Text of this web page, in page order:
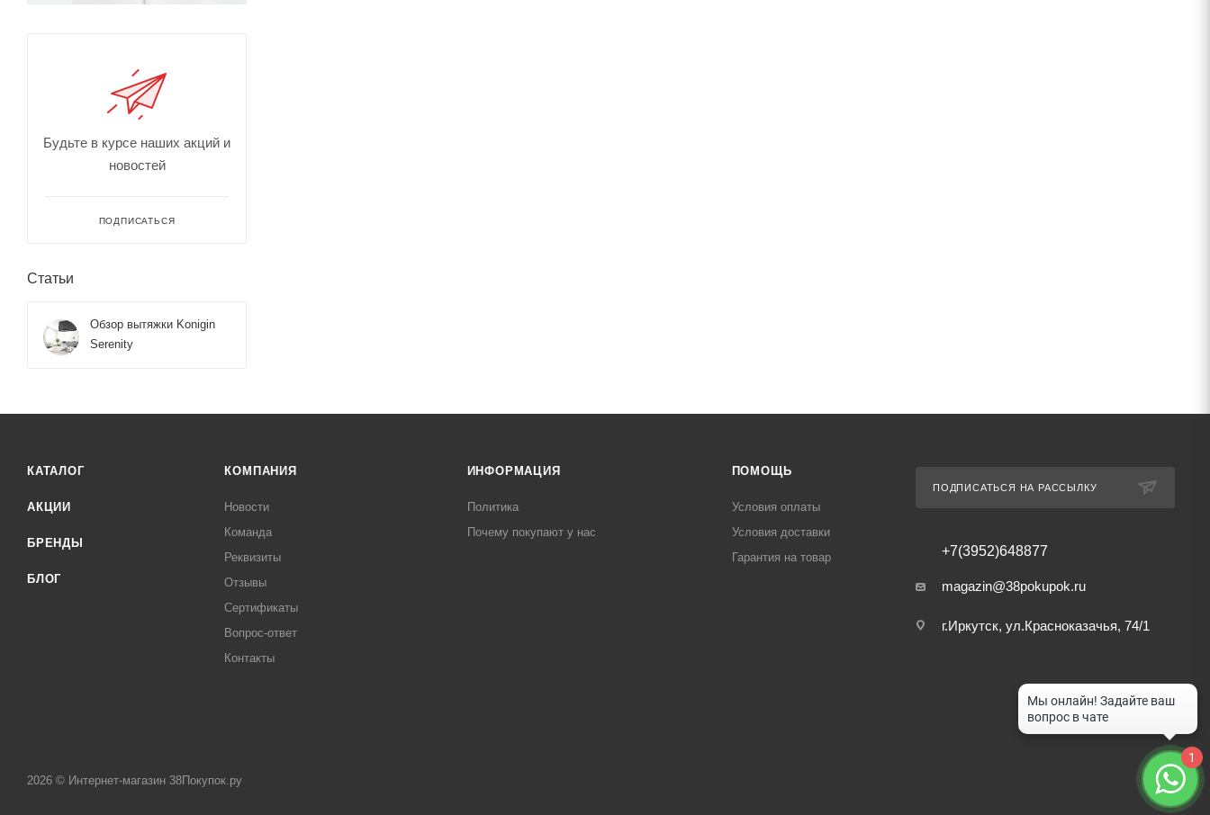
Будьте в курсе наших акций и
новостей
ПОДПИСАТЬСЯ
Статьи
Обзор вытяжки Konigin
Serenity
КАТАЛОГ
АКЦИИ
БРЕНДЫ
БЛОГ
КОМПАНИЯ
Новости
Команда
Реквизиты
Отзывы
Сертификаты
Вопрос-ответ
Контакты
ИНФОРМАЦИЯ
Политика
Почему покупают у нас
ПОМОЩЬ
Условия оплаты
Условия доставки
Гарантия на товар
ПОДПИСАТЬСЯ НА РАССЫЛКУ
+7(3952)648877
magazin@38pokupok.ru
г.Иркутск, ул.Красноказачья, 74/1
2026 © Интернет-магазин 38Покупок.ру
1